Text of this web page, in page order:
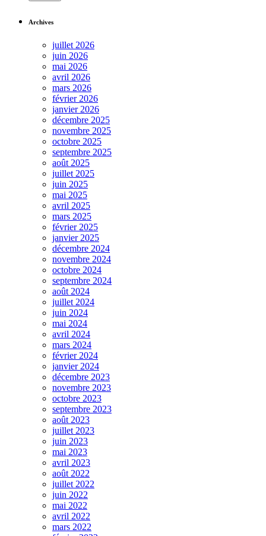
Archives
juillet 2026
juin 2026
mai 2026
avril 2026
mars 2026
février 2026
janvier 2026
décembre 2025
novembre 2025
octobre 2025
septembre 2025
août 2025
juillet 2025
juin 2025
mai 2025
avril 2025
mars 2025
février 2025
janvier 2025
décembre 2024
novembre 2024
octobre 2024
septembre 2024
août 2024
juillet 2024
juin 2024
mai 2024
avril 2024
mars 2024
février 2024
janvier 2024
décembre 2023
novembre 2023
octobre 2023
septembre 2023
août 2023
juillet 2023
juin 2023
mai 2023
avril 2023
août 2022
juillet 2022
juin 2022
mai 2022
avril 2022
mars 2022